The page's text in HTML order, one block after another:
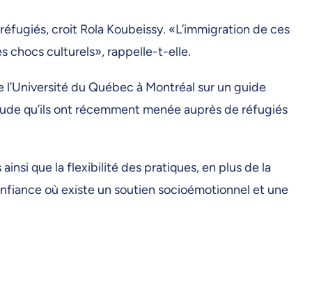
croit Rola Koubeissy. «L’immigration de ces
chocs culturels», rappelle-t-elle.
du Québec à Montréal sur un guide
qu’ils ont récemment menée auprès de réfugiés
que la flexibilité des pratiques, en plus de la
où existe un soutien socioémotionnel et une